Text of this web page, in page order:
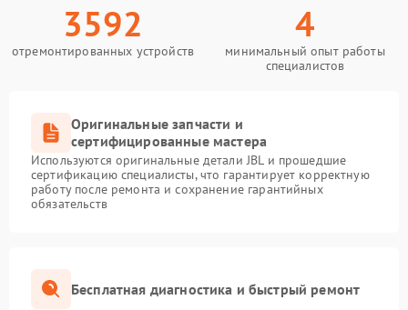
3592
отремонтированных устройств
4
минимальный опыт работы
специалистов
Оригинальные запчасти и
сертифицированные мастера
Используются оригинальные детали JBL и прошедшие
сертификацию специалисты, что гарантирует корректную
работу после ремонта и сохранение гарантийных
обязательств
Бесплатная диагностика и быстрый ремонт